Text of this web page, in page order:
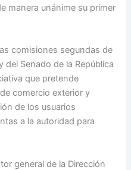
manera unánime su primer
comisiones segundas de
del Senado de la República
que pretende
comercio exterior y
de los usuarios
a la autoridad para
general de la Dirección